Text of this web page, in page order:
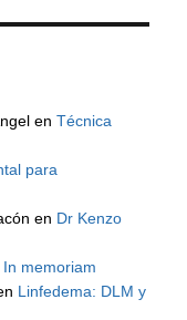
enTécnica
para
en Dr Kenzo
memoriam
Linfedema: DLM y